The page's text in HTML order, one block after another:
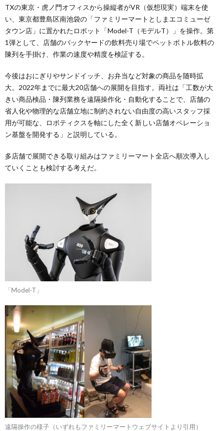
TXの東京・虎ノ門オフィスから操縦者がVR（仮想現実）端末を使
い、東京都豊島区南池袋の「ファミリーマートとしまエコミューゼ
タウン店」に置かれたロボット「Model-T（モデルT）」を操作。第
1弾として、店舗のバックヤードの飲料売り場でペットボトル飲料の
陳列を手掛け、作業の速度や精度を検証する。
今後はおにぎりやサンドイッチ、お弁当など対象の商品を随時拡
大。2022年までに最大20店舗への展開を目指す。両社は「工数が大
きい商品検品・陳列業務を遠隔操作化・自動化することで、店舗の
省人化や物理的な店舗立地に制約されない自由度の高いスタッフ採
用が可能な、ロボティクスを軸にした全く新しい店舗オペレーショ
ン基盤を開発する」と説明している。
多店舗で展開できる取り組みはファミリーマート全店へ順次導入し
ていくことも検討する考えだ。
「Model-T」
遠隔操作の様子（いずれもファミリーマートウェブサイトより引用）